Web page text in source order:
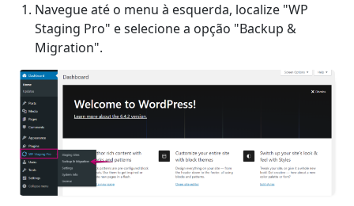
Navegue até o menu à esquerda, localize "WP
Staging Pro" e selecione a opção "Backup &
Migration".